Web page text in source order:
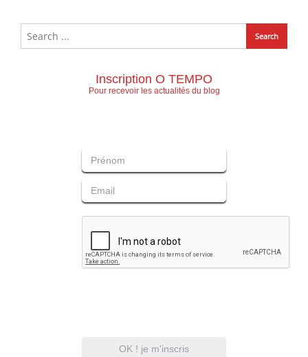
Inscription O TEMPO
Pour recevoir les actualités du blog
OK ! je m'inscris